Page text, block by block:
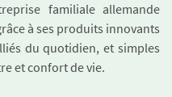
familiale allemande
à ses produits innovants
du quotidien, et simples
et confort de vie.